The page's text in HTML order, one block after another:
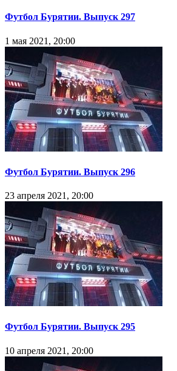
Футбол Бурятии. Выпуск 297
1 мая 2021, 20:00
Футбол Бурятии. Выпуск 296
23 апреля 2021, 20:00